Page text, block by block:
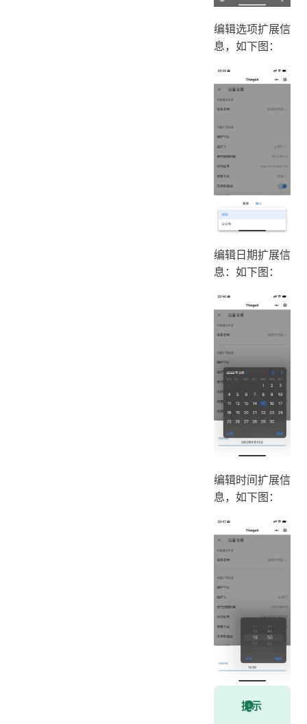
编辑选项扩展信
息，如下图：
编辑日期扩展信
息：如下图：
编辑时间扩展信
息，如下图：
提示